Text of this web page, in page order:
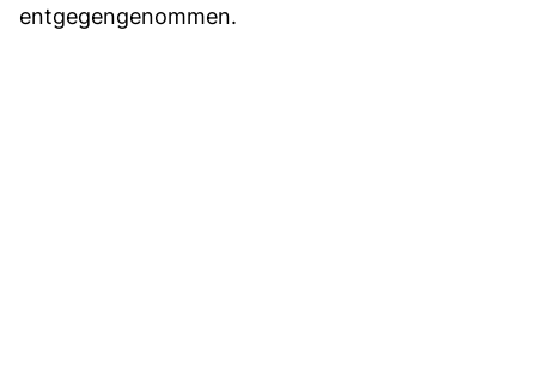
entgegengenommen.